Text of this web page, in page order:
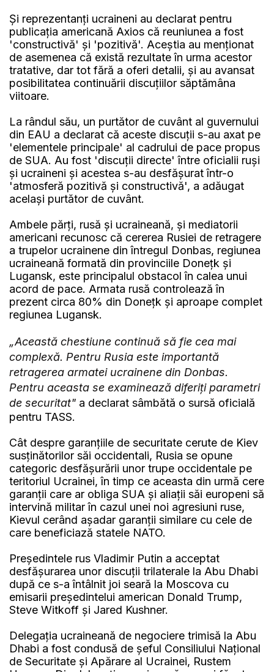
Și reprezentanți ucraineni au declarat pentru
publicația americană Axios că reuniunea a fost
'constructivă' și 'pozitivă'. Aceștia au menționat
de asemenea că există rezultate în urma acestor
tratative, dar tot fără a oferi detalii, și au avansat
posibilitatea continuării discuțiilor săptămâna
viitoare.
La rândul său, un purtător de cuvânt al guvernului
din EAU a declarat că aceste discuții s-au axat pe
'elementele principale' al cadrului de pace propus
de SUA. Au fost 'discuții directe' între oficialii ruși
și ucraineni și acestea s-au desfășurat într-o
'atmosferă pozitivă și constructivă', a adăugat
același purtător de cuvânt.
Ambele părți, rusă și ucraineană, și mediatorii
americani recunosc că cererea Rusiei de retragere
a trupelor ucrainene din întregul Donbas, regiunea
ucraineană formată din provinciile Donețk și
Lugansk, este principalul obstacol în calea unui
acord de pace. Armata rusă controlează în
prezent circa 80% din Donețk și aproape complet
regiunea Lugansk.
„Această chestiune continuă să fie cea mai
complexă. Pentru Rusia este importantă
retragerea armatei ucrainene din Donbas.
Pentru aceasta se examinează diferiți parametri
de securitat" a declarat sâmbătă o sursă oficială
pentru TASS.
Cât despre garanțiile de securitate cerute de Kiev
susținătorilor săi occidentali, Rusia se opune
categoric desfășurării unor trupe occidentale pe
teritoriul Ucrainei, în timp ce aceasta din urmă cere
garanții care ar obliga SUA și aliații săi europeni să
intervină militar în cazul unei noi agresiuni ruse,
Kievul cerând așadar garanții similare cu cele de
care beneficiază statele NATO.
Președintele rus Vladimir Putin a acceptat
desfășurarea unor discuții trilaterale la Abu Dhabi
după ce s-a întâlnit joi seară la Moscova cu
emisarii președintelui american Donald Trump,
Steve Witkoff și Jared Kushner.
Delegația ucraineană de negociere trimisă la Abu
Dhabi a fost condusă de șeful Consiliului Național
de Securitate și Apărare al Ucrainei, Rustem